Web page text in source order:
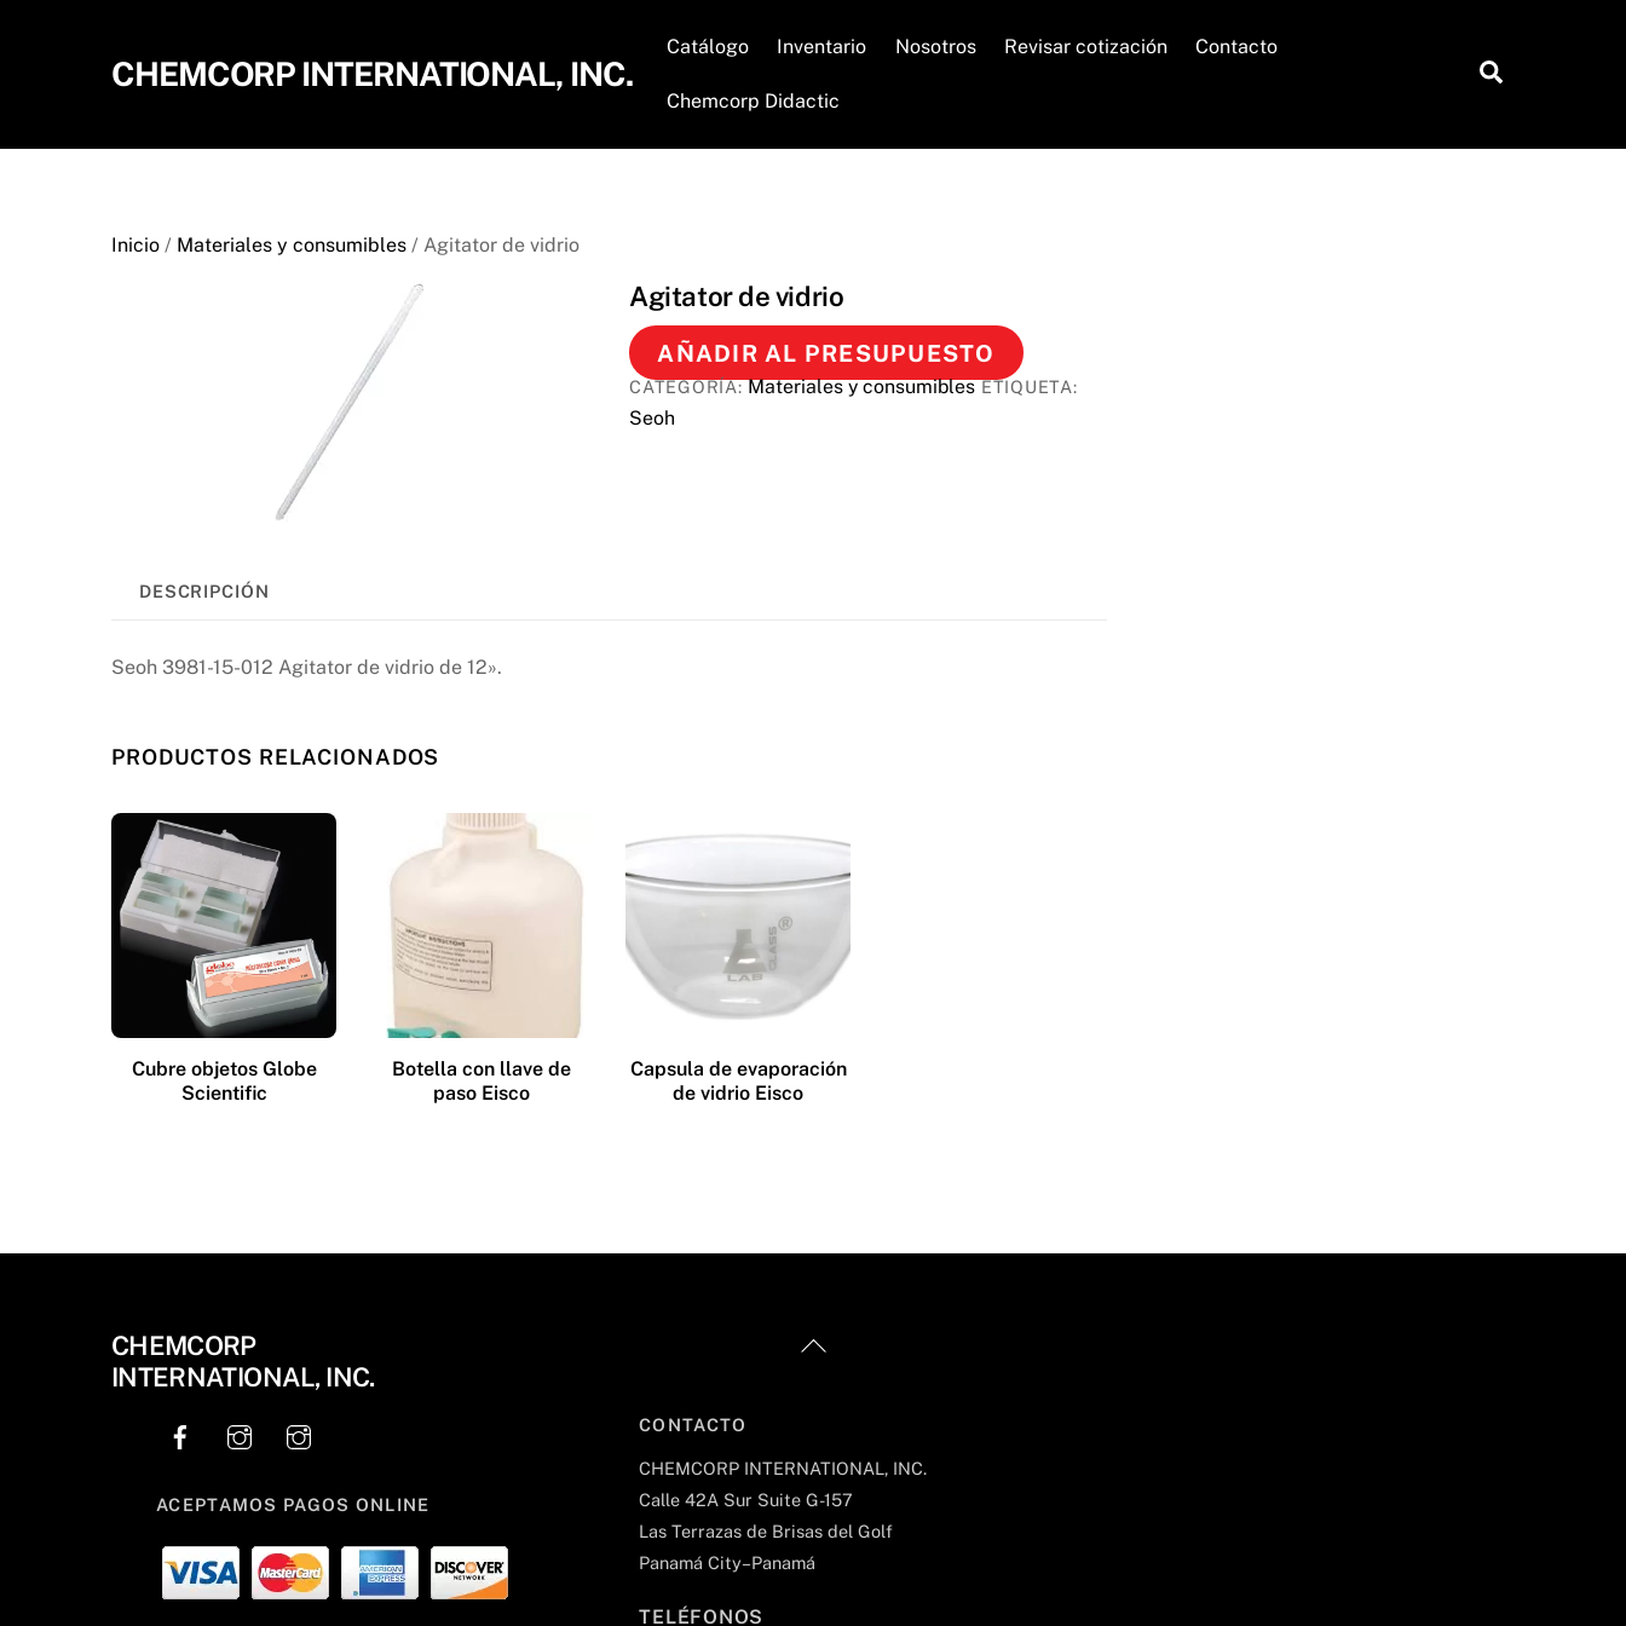
CHEMCORP INTERNATIONAL, INC.
Catálogo Inventario Nosotros Revisar cotización Contacto
Chemcorp Didactic
Inicio / Materiales y consumibles / Agitator de vidrio
Agitator de vidrio
AÑADIR AL PRESUPUESTO
CATEGORÍA:Materiales y consumibles ETIQUETA:
Seoh
DESCRIPCIÓN
Seoh 3981-15-012 Agitator de vidrio de 12».
PRODUCTOS RELACIONADOS
Cubre objetos Globe
Scientific
Botella con llave de
paso Eisco
Capsula de evaporación
de vidrio Eisco
Back
CHEMCORP
INTERNATIONAL, INC.
ACEPTAMOS PAGOS ONLINE
CONTACTO
CHEMCORP INTERNATIONAL, INC.
Calle 42A Sur Suite G-157
Las Terrazas de Brisas del Golf
Panamá City–Panamá
TELÉFONOS